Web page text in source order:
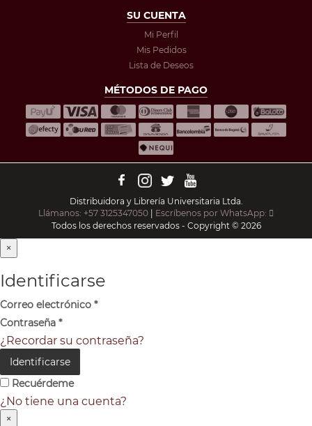
SU CUENTA
Mi Perfil
Mis Pedidos
Lista de Deseos
MÉTODOS DE PAGO
Distribuidora y Librería Universitaria Ltda.
Llámanos: +57 3125347050 | Escríbenos por WhatsApp:
Todos los derechos reservados - Copyright © 2026
×
Identificarse
Correo electrónico *
Contraseña *
¿Recordar su contraseña?
Identificarse
Recuérdeme
¿No tiene una cuenta?
×